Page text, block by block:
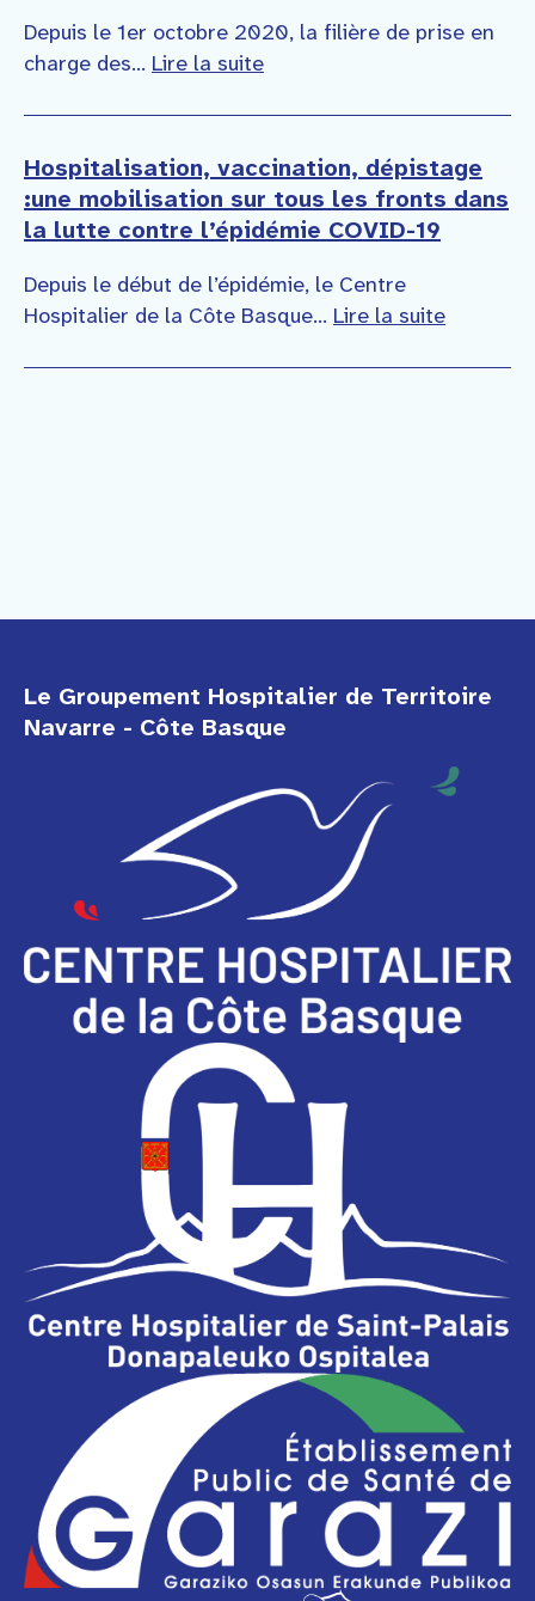
Depuis le 1er octobre 2020, la filière de prise en
charge des... Lire la suite
Hospitalisation, vaccination, dépistage
:une mobilisation sur tous les fronts dans
la lutte contre l’épidémie COVID-19
Depuis le début de l’épidémie, le Centre
Hospitalier de la Côte Basque... Lire la suite
Le Groupement Hospitalier de Territoire
Navarre - Côte Basque